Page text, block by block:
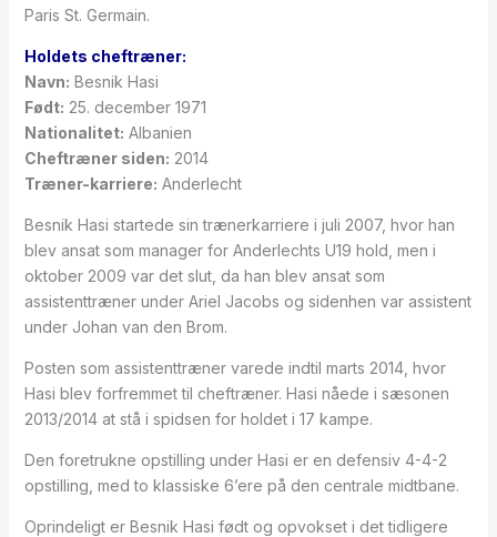
Paris St. Germain.
Holdets cheftræner:
Navn: Besnik Hasi
Født: 25. december 1971
Nationalitet: Albanien
Cheftræner siden: 2014
Træner-karriere: Anderlecht
Besnik Hasi startede sin trænerkarriere i juli 2007, hvor han
blev ansat som manager for Anderlechts U19 hold, men i
oktober 2009 var det slut, da han blev ansat som
assistenttræner under Ariel Jacobs og sidenhen var assistent
under Johan van den Brom.
Posten som assistenttræner varede indtil marts 2014, hvor
Hasi blev forfremmet til cheftræner. Hasi nåede i sæsonen
2013/2014 at stå i spidsen for holdet i 17 kampe.
Den foretrukne opstilling under Hasi er en defensiv 4-4-2
opstilling, med to klassiske 6’ere på den centrale midtbane.
Oprindeligt er Besnik Hasi født og opvokset i det tidligere